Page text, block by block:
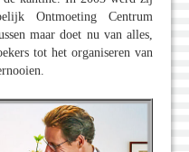
Ontmoeting Centrum
maar doet nu van alles,
tot het organiseren van